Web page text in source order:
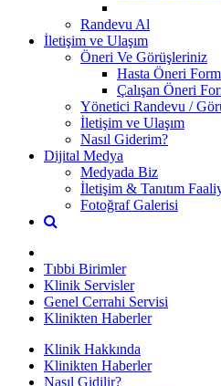
Randevu Al
İletişim ve Ulaşım
Öneri Ve Görüşleriniz
Hasta Öneri
Çalışan Öneri
Yönetici Randevu /
İletişim ve Ulaşım
Nasıl Giderim?
Dijital Medya
Medyada Biz
İletişim & Tanıtım
Fotoğraf Galerisi
Tıbbi Birimler
Klinik Servisler
Genel Cerrahi Servisi
Klinikten Haberler
Klinik Hakkında
Klinikten Haberler
Nasıl Gidilir?